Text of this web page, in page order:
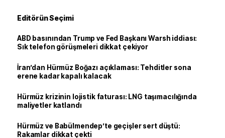
Editörün Seçimi
ABD basınından Trump ve Fed Başkanı Warsh iddiası:
Sık telefon görüşmeleri dikkat çekiyor
İran’dan Hürmüz Boğazı açıklaması: Tehditler sona
erene kadar kapalı kalacak
Hürmüz krizinin lojistik faturası: LNG taşımacılığında
maliyetler katlandı
Hürmüz ve Babülmendep’te geçişler sert düştü:
Rakamlar dikkat çekti